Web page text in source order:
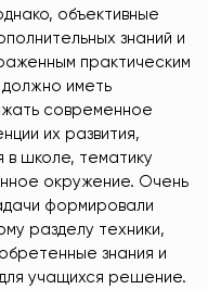
объективные
знаний и
практическим
иметь
современное
их развития,
в школе, тематику
окружение. Очень
формировали
разделу техники,
знания и
учащихся решение.